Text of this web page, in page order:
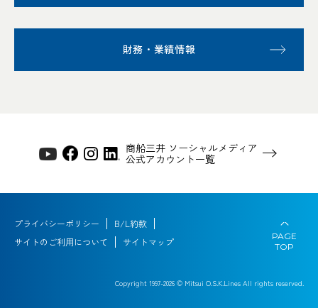
財務・業績情報
商船三井 ソーシャルメディア
公式アカウント一覧
プライバシーポリシー
B/L約款
サイトのご利用について
サイトマップ
Copyright 1997-2026 © Mitsui O.S.K.Lines All rights reserved.
PAGE
TOP